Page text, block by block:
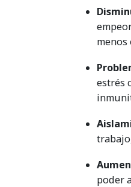
menos
estrés
poder